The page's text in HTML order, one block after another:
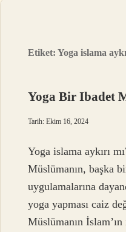
Etiket:Yoga islama
Yoga Bir Ibadet
Tarih: Ekim 16, 2024
Yoga islama aykırı
Müslümanın, başka
uygulamalarına
yoga yapması caiz
Müslümanın